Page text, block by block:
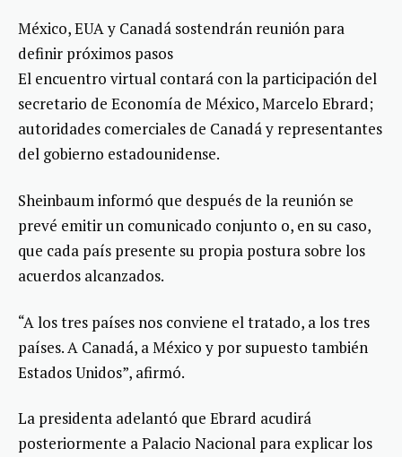
México, EUA y Canadá sostendrán reunión para
definir próximos pasos
El encuentro virtual contará con la participación del
secretario de Economía de México, Marcelo Ebrard;
autoridades comerciales de Canadá y representantes
del gobierno estadounidense.
Sheinbaum informó que después de la reunión se
prevé emitir un comunicado conjunto o, en su caso,
que cada país presente su propia postura sobre los
acuerdos alcanzados.
“A los tres países nos conviene el tratado, a los tres
países. A Canadá, a México y por supuesto también
Estados Unidos”, afirmó.
La presidenta adelantó que Ebrard acudirá
posteriormente a Palacio Nacional para explicar los